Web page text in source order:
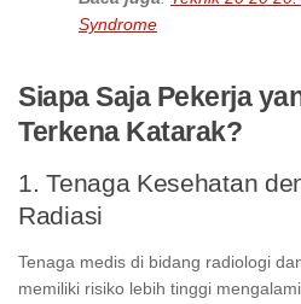
Syndrome
Siapa Saja Pekerja
Terkena Katarak?
1. Tenaga Kesehatan
Radiasi
Tenaga medis di bidang radiologi
memiliki risiko lebih tinggi